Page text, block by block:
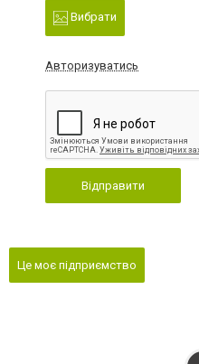
Вибрати
Авторизуватись
Відправити
Це моє підприємство